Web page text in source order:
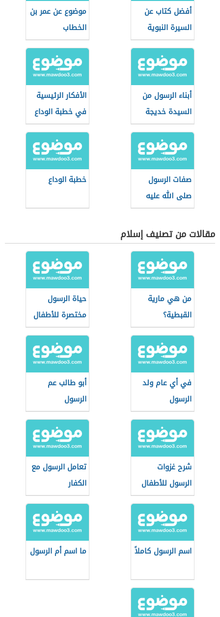
أفضل كتاب عن
السيرة النبوية
موضوع عن عمر بن
الخطاب
أبناء الرسول من
السيدة خديجة
الأفكار الرئيسية
في خطبة الوداع
صفات الرسول
صلى الله عليه
وسلم الجسدية
خطبة الوداع
مقالات من تصنيف إسلام
من هي مارية
القبطية؟
حياة الرسول
مختصرة للأطفال
في أي عام ولد
الرسول
أبو طالب عم
الرسول
شرح غزوات
الرسول للأطفال
تعامل الرسول مع
الكفار
اسم الرسول كاملاً ما اسم أم الرسول